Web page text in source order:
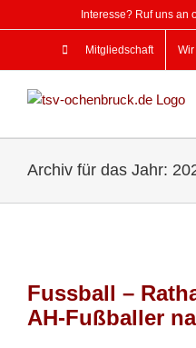
Inhalt
Interesse? Ruf uns an
Mitgliedschaft
Archiv für das Jahr:
Fussball –
AH-Fußballer